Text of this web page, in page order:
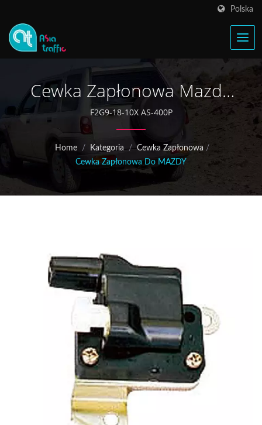
Polska
Cewka Zapłonowa Mazda
F269-18-10X
F2G9-18-10X AS-400P
Home / Kategoria / Cewka Zapłonowa /
Cewka Zapłonowa Do MAZDY